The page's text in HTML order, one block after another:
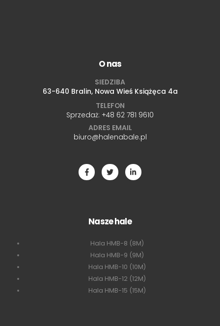
O nas
SIEDZIBA
63-640 Bralin, Nowa Wieś Książęca 4a
TELEFON
Sprzedaż: +48 62 781 9610
ADRES EMAIL
biuro@halenabale.pl
Nasze hale
Hala HMB-8 (8M)
Hala HMB-9 (9M)
Hala HMB-10 (10M)
Hala HMB-12 (12M)
Hala HMB-15 (15M)